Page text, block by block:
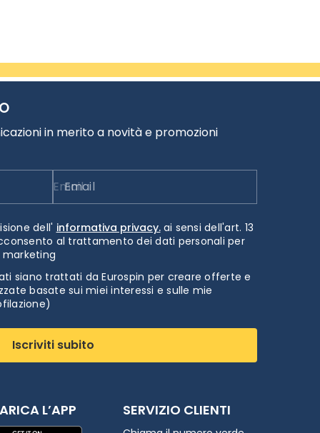
in merito a novità e promozioni
Email
dell' informativa privacy.ai sensi dell'art. 13
al trattamento dei dati personali per
siano trattati da Eurospin per creare offerte e
basate sui miei interessi e sulle mie
Iscriviti subito
L’APP SERVIZIO CLIENTI